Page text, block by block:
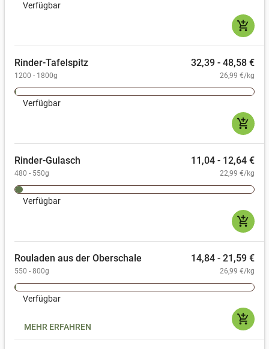
Verfügbar
add_shopping_cart
Rinder-Tafelspitz 32,39 - 48,58 €
1200 - 1800g 26,99 €/kg
Verfügbar
add_shopping_cart
Rinder-Gulasch 11,04 - 12,64 €
480 - 550g 22,99 €/kg
Verfügbar
add_shopping_cart
Rouladen aus der Oberschale 14,84 - 21,59 €
550 - 800g 26,99 €/kg
Verfügbar
add_shopping_cart
MEHR ERFAHREN